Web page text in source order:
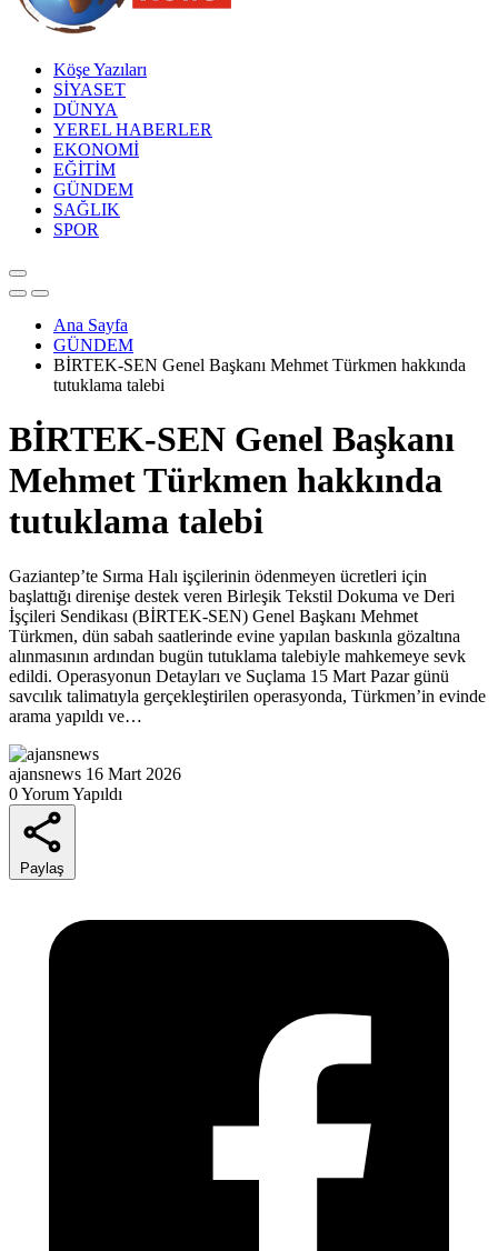
Köşe Yazıları
SİYASET
DÜNYA
YEREL HABERLER
EKONOMİ
EĞİTİM
GÜNDEM
SAĞLIK
SPOR
Ana Sayfa
GÜNDEM
BİRTEK-SEN Genel Başkanı Mehmet Türkmen hakkında
tutuklama talebi
BİRTEK-SEN Genel Başkanı
Mehmet Türkmen hakkında
tutuklama talebi
Gaziantep’te Sırma Halı işçilerinin ödenmeyen ücretleri için
başlattığı direnişe destek veren Birleşik Tekstil Dokuma ve Deri
İşçileri Sendikası (BİRTEK-SEN) Genel Başkanı Mehmet
Türkmen, dün sabah saatlerinde evine yapılan baskınla gözaltına
alınmasının ardından bugün tutuklama talebiyle mahkemeye sevk
edildi. Operasyonun Detayları ve Suçlama 15 Mart Pazar günü
savcılık talimatıyla gerçekleştirilen operasyonda, Türkmen’in evinde
arama yapıldı ve…
ajansnews 16 Mart 2026
0 Yorum Yapıldı
Paylaş